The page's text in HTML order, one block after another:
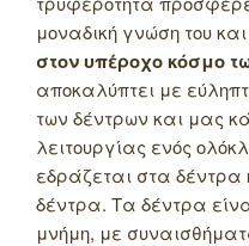
μοναδική γνώση του
στον υπέροχο κόσμο
αποκαλύπτει με
των δέντρων και μας
λειτουργίας ενός
εδράζεται στα
δέντρα. Τα δέντρα
μνήμη, με